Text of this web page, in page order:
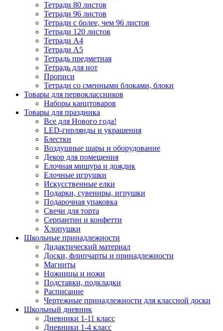
Тетради 80 листов
Тетради 96 листов
Тетради с более, чем 96 листов
Тетради 120 листов
Тетради А4
Тетради А5
Тетрадь предметная
Тетрадь для нот
Прописи
Тетради со сменными блоками, блоки
Товары для первоклассников
Наборы канцтоваров
Товары для праздника
Все для Нового года!
LED-гирлянды и украшения
Блестки
Воздушные шары и оборудование
Декор для помещения
Елочная мишура и дождик
Елочные игрушки
Искусственные елки
Подарки, сувениры, игрушки
Подарочная упаковка
Свечи для торта
Серпантин и конфетти
Хлопушки
Школьные принадлежности
Дидактический материал
Доски, флипчарты и принадлежности
Магниты
Ножницы и ножи
Подставки, подкладки
Расписание
Чертежные принадлежности для классной доски
Школьный дневник
Дневники 1-11 класс
Дневники 1-4 класс